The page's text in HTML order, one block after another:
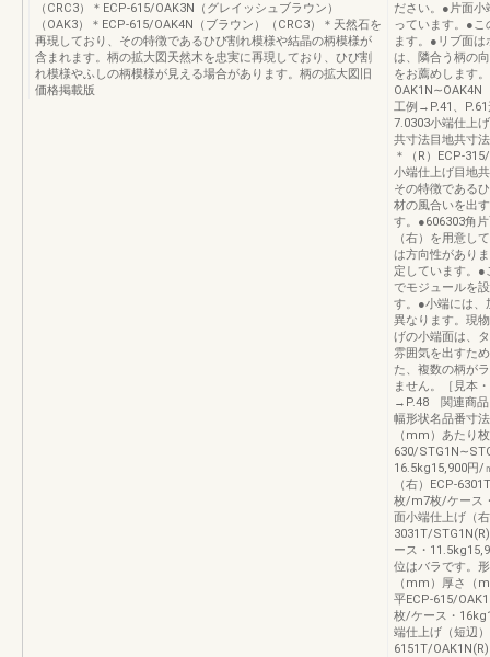
（CRC3）＊ECP-615/OAK3N（グレイッシュブラウン）
（OAK3）＊ECP-615/OAK4N（ブラウン）（CRC3）＊天然石を
再現しており、その特徴であるひび割れ模様や結晶の柄模様が
含まれます。柄の拡大図天然木を忠実に再現しており、ひび割
れ模様やふしの柄模様が見える場合があります。柄の拡大図旧
価格掲載版
ださい。●片面小
っています。●こ
ます。●リブ面
は、隣合う柄の
をお薦めします
工例→P.41、P.61
7.0303小端仕上
共寸法目地共寸
＊（R）
小端仕上げ目地
その特徴である
材の風合いを出
す。●606303角
（右）を用意し
は方向性があり
定しています。
でモジュールを
す。●小端には、
異なります。現
げの小端面は、
雰囲気を出すた
た、複数の柄が
ません。［見本
→P.48 関連商品
幅形状名品番寸
（mm）あたり
630/
16.5kg15,900円/
（右）ECP-
枚/m7枚/ケース
面小端仕上げ（
3031T/
ース・
位はバラです。
（mm）厚さ（
平ECP-615/
枚/ケース・
端仕上げ（短辺
6151T/